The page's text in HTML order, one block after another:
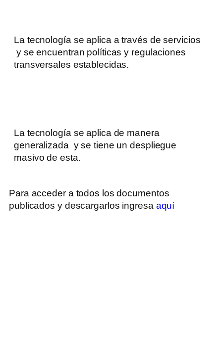
La tecnología se aplica a través de servicios
y se encuentran políticas y regulaciones
transversales establecidas.
La tecnología se aplica de manera
generalizada y se tiene un despliegue
masivo de esta.
Para acceder a todos los documentos
publicados y descargarlos ingresa aquí